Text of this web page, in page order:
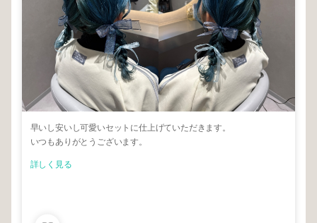
早いし安いし可愛いセットに仕上げていただきます。
いつもありがとうございます。
詳しく見る